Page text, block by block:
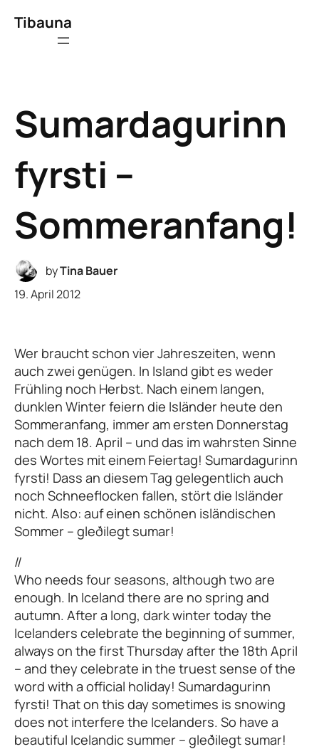
Tibauna
Sumardagurinn
fyrsti –
Sommeranfang!
byTina Bauer
19. April 2012
Wer braucht schon vier Jahreszeiten, wenn
auch zwei genügen. In Island gibt es weder
Frühling noch Herbst. Nach einem langen,
dunklen Winter feiern die Isländer heute den
Sommeranfang, immer am ersten Donnerstag
nach dem 18. April – und das im wahrsten Sinne
des Wortes mit einem Feiertag! Sumardagurinn
fyrsti! Dass an diesem Tag gelegentlich auch
noch Schneeflocken fallen, stört die Isländer
nicht. Also: auf einen schönen isländischen
Sommer – gleðilegt sumar!
//
Who needs four seasons, although two are
enough. In Iceland there are no spring and
autumn. After a long, dark winter today the
Icelanders celebrate the beginning of summer,
always on the first Thursday after the 18th April
– and they celebrate in the truest sense of the
word with a official holiday! Sumardagurinn
fyrsti! That on this day sometimes is snowing
does not interfere the Icelanders. So have a
beautiful Icelandic summer – gleðilegt sumar!